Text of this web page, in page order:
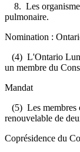
8. Les
pulmonaire.
Nomination :
(4) L'Ontario
un membre du
Mandat
(5) Les membres
renouvelable de
Coprésidence du